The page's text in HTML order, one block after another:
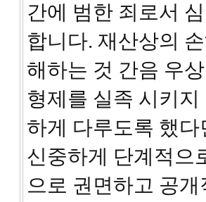
간에 범한 죄로서
합니다. 재산상의
해하는 것 간음 우
형제를 실족 시키
하게 다루도록 했
신중하게 단계적으
으로 권면하고 공